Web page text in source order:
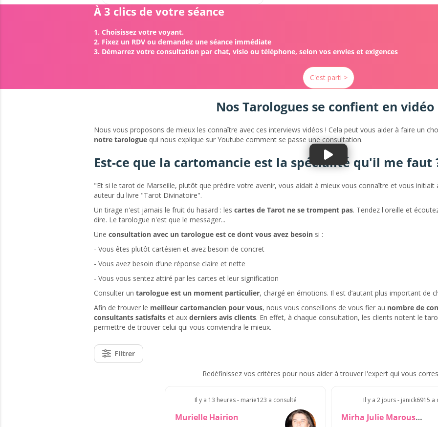
À 3 clics de votre séance
1. Choisissez votre voyant.
2. Fixez un RDV ou demandez une séance immédiate
3. Démarrez votre consultation par chat, visio ou téléphone, selon vos envies et exigences
C'est parti >
Nos Tarologues se confient en vidéo
Nous vous proposons de mieux les connaître avec ces interviews vidéos ! Cela peut vous aider à faire un
notre tarologue qui nous explique sur Youtube comment se passe une consultation.
Est-ce que la cartomancie est la spécialité qu'il me faut
"Et si le tarot de Marseille, plutôt que prédire votre avenir, vous aidait à mieux vous connaître et vous initiait
auteur du livre "Tarot Divinatoire".
Un tirage n'est jamais le fruit du hasard : les cartes de Tarot ne se trompent pas. Tendez l'oreille et
dire. Le tarologue n'est que le messager...
Une consultation avec un tarologue est ce dont vous avez besoin si :
- Vous êtes plutôt cartésien et avez besoin de concret
- Vous avez besoin d’une réponse claire et nette
- Vous vous sentez attiré par les cartes et leur signification
Consulter un tarologue est un moment particulier, chargé en émotions. Il est d’autant plus important de
Afin de trouver le meilleur cartomancien pour vous, nous vous conseillons de vous fier au nombre de
consultants satisfaits et aux derniers avis clients. En effet, à chaque consultation, les clients notent le
permettre de trouver celui qui vous conviendra le mieux.
Filtrer
Redéfinissez vos critères pour nous aider à trouver l'expert qui vous
Il y a 13 heures - marie123 a consulté
Murielle Hairion
Il y a 2 jours - janick6915 a
Mirha Julie Marouska